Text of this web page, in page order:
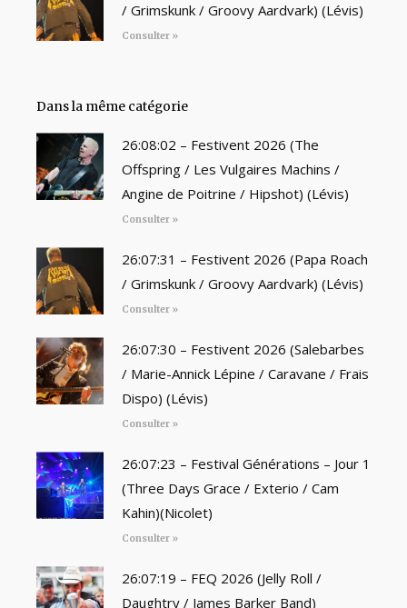
/ Grimskunk / Groovy Aardvark) (Lévis)
Consulter »
Dans la même catégorie
26:08:02 – Festivent 2026 (The
Offspring / Les Vulgaires Machins /
Angine de Poitrine / Hipshot) (Lévis)
Consulter »
26:07:31 – Festivent 2026 (Papa Roach
/ Grimskunk / Groovy Aardvark) (Lévis)
Consulter »
26:07:30 – Festivent 2026 (Salebarbes
/ Marie-Annick Lépine / Caravane / Frais
Dispo) (Lévis)
Consulter »
26:07:23 – Festival Générations – Jour 1
(Three Days Grace / Exterio / Cam
Kahin)(Nicolet)
Consulter »
26:07:19 – FEQ 2026 (Jelly Roll /
Daughtry / James Barker Band)